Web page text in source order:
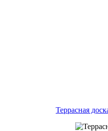
Террасная